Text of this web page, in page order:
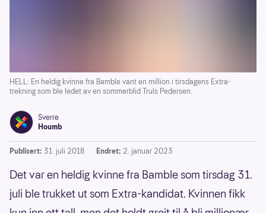
HELL: En heldig kvinne fra Bamble vant en million i tirsdagens Extra-
trekning som ble ledet av en sommerblid Truls Pedersen.
Sverre
Houmb
Publisert: 31. juli 2018 Endret: 2. januar 2023
Det var en heldig kvinne fra Bamble som tirsdag 31.
juli ble trukket ut som Extra-kandidat. Kvinnen fikk